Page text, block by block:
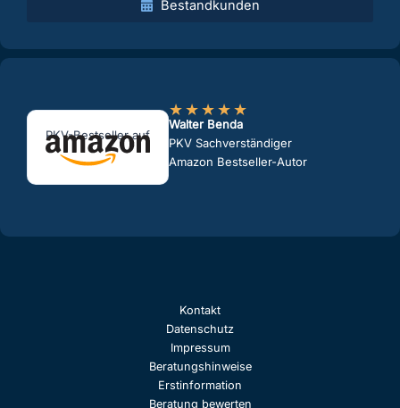
Bestandkunden
PKV-Bestseller auf
★★★★★
Walter Benda
PKV Sachverständiger
Amazon Bestseller-Autor
Kontakt
Datenschutz
Impressum
Beratungshinweise
Erstinformation
Beratung bewerten